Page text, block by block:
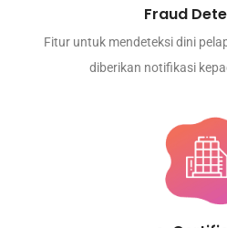
Fraud
Fitur untuk mendeteksi dini
diberikan notifikasi